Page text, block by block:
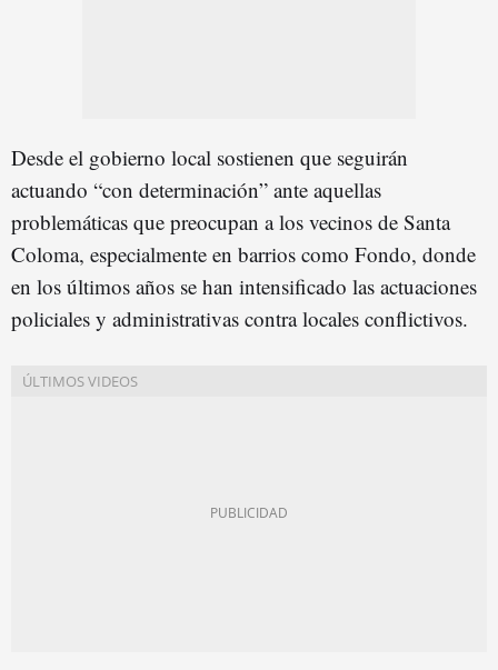
Desde el gobierno local sostienen que seguirán
actuando “con determinación” ante aquellas
problemáticas que preocupan a los vecinos de Santa
Coloma, especialmente en barrios como Fondo, donde
en los últimos años se han intensificado las actuaciones
policiales y administrativas contra locales conflictivos.